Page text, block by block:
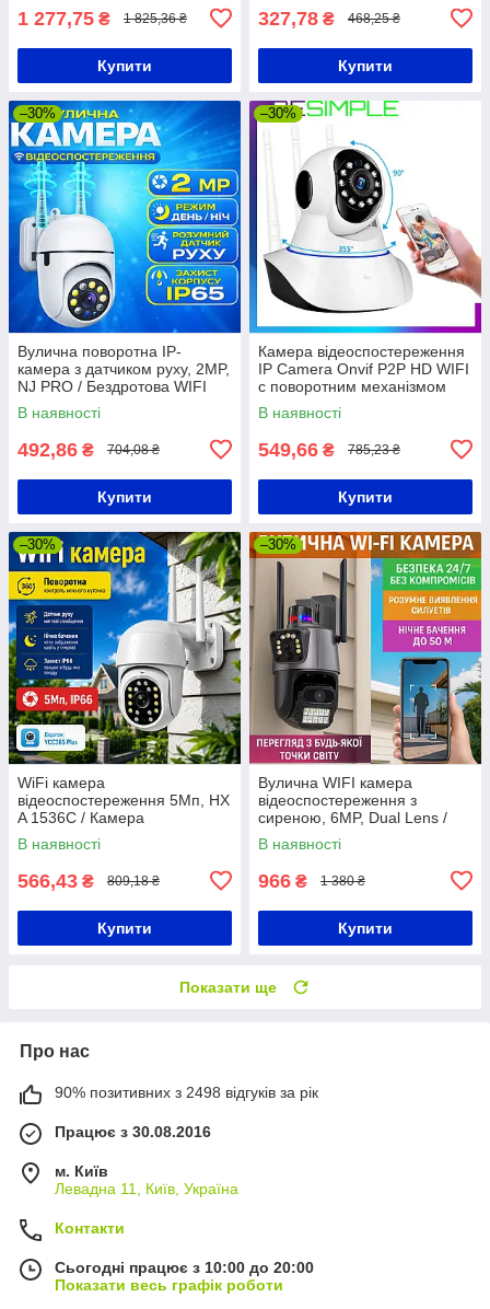
1 277,75 ₴ 1 825,36 ₴
Купити
327,78 ₴ 468,25 ₴
Купити
–30%
Вулична поворотна IP-
камера з датчиком руху, 2MP,
NJ PRO / Бездротова WIFI
камера / Камера
відеоспостереження / IP
В наявності
492,86 ₴ 704,08 ₴
Купити
–30%
Камера відеоспостереження
IP Camera Onvif P2P HD WIFI
c поворотним механізмом
В наявності
549,66 ₴ 785,23 ₴
Купити
–30%
WiFi камера
відеоспостереження 5Мп, HX
A 1536C / Камера
відеонагляду / Поворотна IP
відеокамера / Вайфай
В наявності
566,43 ₴ 809,18 ₴
Купити
–30%
Вулична WIFI камера
відеоспостереження з
сиреною, 6MP, Dual Lens /
Поворотна камера
спостереження / Вайфай
В наявності
966 ₴ 1 380 ₴
Купити
Показати ще
Про нас
90% позитивних з 2498 відгуків за рік
Працює з 30.08.2016
м. Київ
Левадна 11, Київ, Україна
Контакти
Сьогодні працює з 10:00 до 20:00
Показати весь графік роботи